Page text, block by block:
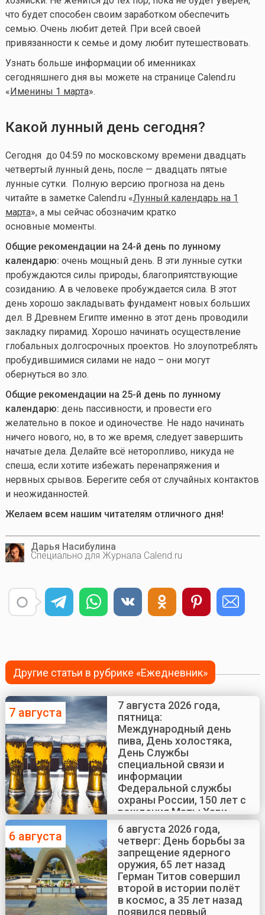
что будет способен своим заработком обеспечить
семью. Очень любит детей. При всей своей
привязанности к семье и дому любит путешествовать.
Узнать больше информации об именниках
сегодняшнего дня вы можете на странице Calend.ru
«Именины 1 марта».
Какой лунный день сегодня?
Сегодня до 04:59 по московскому времени двадцать
четвертый лунный день, после — двадцать пятые
лунные сутки. Полную версию прогноза на день
читайте в заметке Calend.ru «Лунный календарь на 1
марта», а мы сейчас обозначим кратко
основные моменты.
Общие рекомендации на 24-й день по лунному
календарю: очень мощный день. В эти лунные сутки
пробуждаются силы природы, благоприятствующие
созиданию. А в человеке пробуждается сила. В этот
день хорошо закладывать фундамент новых больших
дел. В Древнем Египте именно в этот день проводили
закладку пирамид. Хорошо начинать осуществление
глобальных долгосрочных проектов. Но злоупотреблять
пробудившимися силами не надо – они могут
обернуться во зло.
Общие рекомендации на 25-й день по лунному
календарю: день пассивности, и провести его
желательно в покое и одиночестве. Не надо начинать
ничего нового, но, в то же время, следует завершить
начатые дела. Делайте всё неторопливо, никуда не
спеша, если хотите избежать перенапряжения и
нервных срывов. Берегите себя от случайных контактов
и неожиданностей.
Желаем всем нашим читателям отличного дня!
Дарья Насибулина
Специально для Журнала Calend.ru
Другие статьи в рубрике «Ежедневник»
7 августа
7 августа 2026 года,
пятница:
Международный день
пива, День холостяка,
День Службы
специальной связи и
информации
Федеральной службы
охраны России, 150 лет с
рождения Маты Хари
6 августа
6 августа 2026 года,
четверг: День борьбы за
запрещение ядерного
оружия, 65 лет назад
Герман Титов совершил
второй в истории полёт
в космос, а 35 лет назад
появился первый